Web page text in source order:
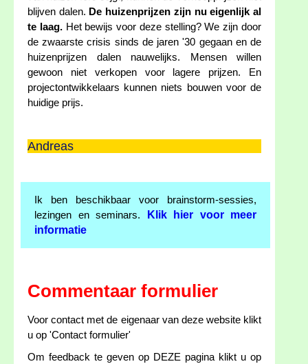
blijven dalen. De huizenprijzen zijn nu eigenlijk al
te laag.Het bewijs voor deze stelling? We zijn door
de zwaarste crisis sinds de jaren '30 gegaan en de
huizenprijzen dalen nauwelijks. Mensen willen
gewoon niet verkopen voor lagere prijzen. En
projectontwikkelaars kunnen niets bouwen voor de
huidige prijs.
Andreas
Ik ben beschikbaar voor brainstorm-sessies,
lezingen en seminars.
Klik hier voor meer
informatie
Commentaar formulier
Voor contact met de eigenaar van deze website klikt
u op 'Contact formulier'
Om feedback te geven op DEZE pagina klikt u op